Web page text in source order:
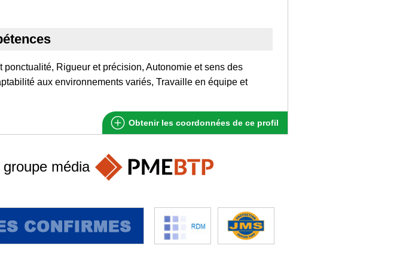
ponctualité, Rigueur et précision, Autonomie et sens des
aux environnements variés, Travaille en équipe et
Obtenir les coordonnées de ce profil
média